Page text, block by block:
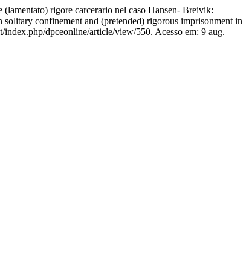
rigore carcerario nel caso Hansen- Breivik:
confinement and (pretended) rigorous imprisonment in
dpceonline/article/view/550. Acesso em: 9 aug.